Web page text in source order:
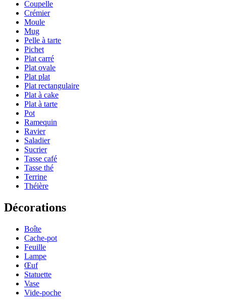
Coupelle
Crémier
Moule
Mug
Pelle à tarte
Pichet
Plat carré
Plat ovale
Plat plat
Plat rectangulaire
Plat à cake
Plat à tarte
Pot
Ramequin
Ravier
Saladier
Sucrier
Tasse café
Tasse thé
Terrine
Théière
Décorations
Boîte
Cache-pot
Feuille
Lampe
Œuf
Statuette
Vase
Vide-poche